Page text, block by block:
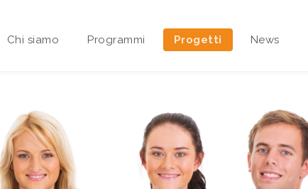
Chi siamo
Area riservata Sedi Territoriali
Programmi Progetti News